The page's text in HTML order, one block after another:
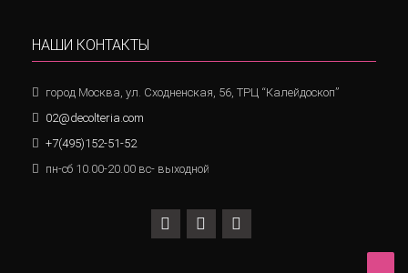
НАШИ КОНТАКТЫ
город Москва, ул. Сходненская, 56, ТРЦ “Калейдоскоп”
02@decolteria.com
+7(495)152-51-52
пн-сб 10.00-20.00 вс- выходной